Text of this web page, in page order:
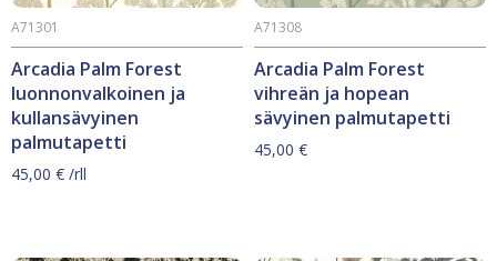
Arcadia Palm Forest
luonnonvalkoinen ja
kullansävyinen
palmutapetti
A71301
45,00 € /rll
Arcadia Palm Forest
vihreän ja hopean
sävyinen palmutapetti
A71308
45,00 €